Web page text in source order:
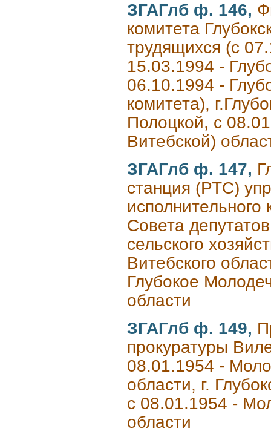
ЗГАГлб ф. 146,
комитета
трудящихся (с
15.03.1994 -
06.10.1994 -
комитета),
Полоцкой, с
Витебской)
ЗГАГлб ф. 147,
станция (РТС)
исполнительного
Совета
сельского
Витебского
Глубокое
области
ЗГАГлб ф. 149,
прокуратуры
08.01.1954 -
области, г.
с 08.01.1954 -
области